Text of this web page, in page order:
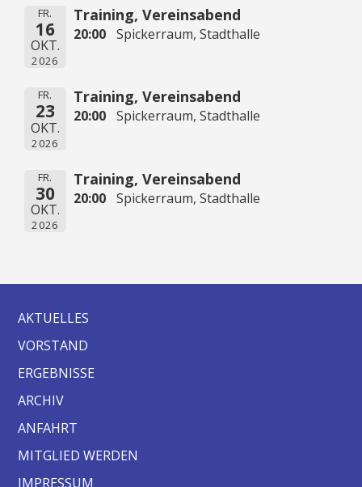
FR.
16
OKT.
2026
Training, Vereinsabend
20:00 Spickerraum, Stadthalle
FR.
23
OKT.
2026
Training, Vereinsabend
20:00 Spickerraum, Stadthalle
FR.
30
OKT.
2026
Training, Vereinsabend
20:00 Spickerraum, Stadthalle
AKTUELLES
VORSTAND
ERGEBNISSE
ARCHIV
ANFAHRT
MITGLIED WERDEN
IMPRESSUM